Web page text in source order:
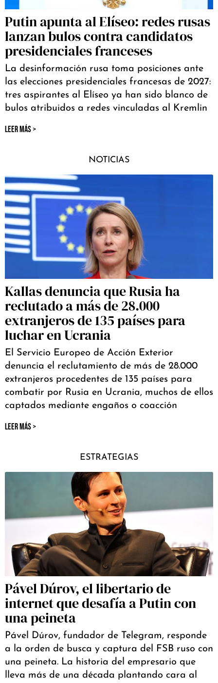
Putin apunta al Elíseo: redes rusas
lanzan bulos contra candidatos
presidenciales franceses
La desinformación rusa toma posiciones ante
las elecciones presidenciales francesas de 2027:
tres aspirantes al Elíseo ya han sido blanco de
bulos atribuidos a redes vinculadas al Kremlin
LEER MÁS >
NOTICIAS
Kallas denuncia que Rusia ha
reclutado a más de 28.000
extranjeros de 135 países para
luchar en Ucrania
El Servicio Europeo de Acción Exterior
denuncia el reclutamiento de más de 28.000
extranjeros procedentes de 135 países para
combatir por Rusia en Ucrania, muchos de ellos
captados mediante engaños o coacción
LEER MÁS >
ESTRATEGIAS
Pável Dúrov, el libertario de
internet que desafía a Putin con
una peineta
Pável Dúrov, fundador de Telegram, responde
a la orden de busca y captura del FSB ruso con
una peineta. La historia del empresario que
lleva más de una década plantando cara al